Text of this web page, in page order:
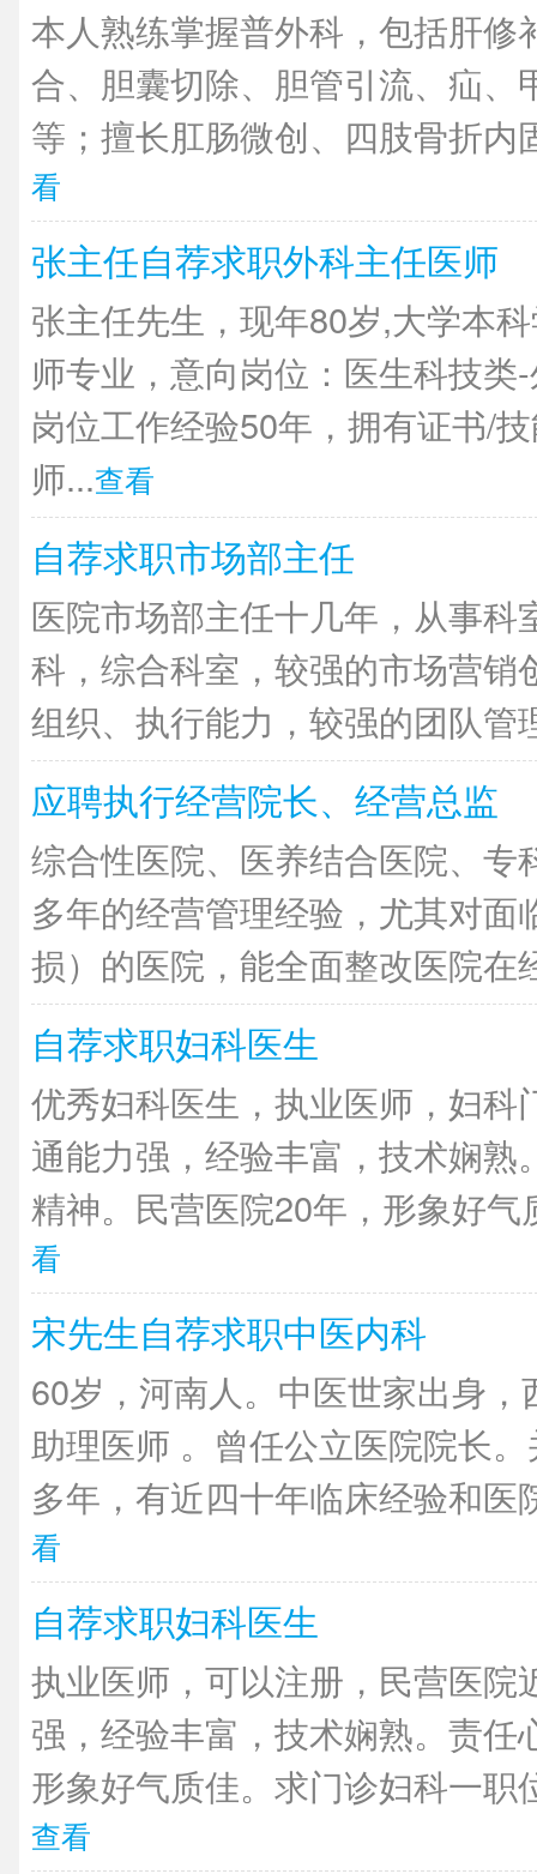
本人熟练掌握普外科，包括肝修
合、胆囊切除、胆管引流、疝、
等；擅长肛肠微创、四肢骨折内
看
张主任自荐求职外科主任医师
张主任先生，现年80岁,大学本
师专业，意向岗位：医生科技类
岗位工作经验50年，拥有证书/
师...查看
自荐求职市场部主任
医院市场部主任十几年，从事科
科，综合科室，较强的市场营销
组织、执行能力，较强的团队管
应聘执行经营院长、经营总监
综合性医院、医养结合医院、专
多年的经营管理经验，尤其对面
损）的医院，能全面整改医院在
自荐求职妇科医生
优秀妇科医生，执业医师，妇科
通能力强，经验丰富，技术娴熟
精神。民营医院20年，形象好
看
宋先生自荐求职中医内科
60岁，河南人。中医世家出身
助理医师 。曾任公立医院院长
多年，有近四十年临床经验和医
看
自荐求职妇科医生
执业医师，可以注册，民营医院
强，经验丰富，技术娴熟。责任
形象好气质佳。求门诊妇科一职
查看